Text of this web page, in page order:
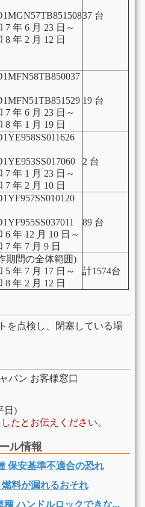
7 年 6 月 23 日～
8 年 2 月 12 日
37 台
7 年 6 月 23 日～
8 年 1 月 19 日
19 台
7 年 1 月 23 日～
7 年 2 月 10 日
2 台
6 年 12 月 10 日～
7 年 7 月 9 日
89 台
期間の全体範囲)
5 年 7 月 17 日～
8 年 2 月 12 日
計1574台
を点検し、閉塞している場
パン お客様窓口
日)
たとお伝えください。
ル情報
保安基準不適合の恐れ
料が漏れるおそれ
種 ハンドルロックできな...